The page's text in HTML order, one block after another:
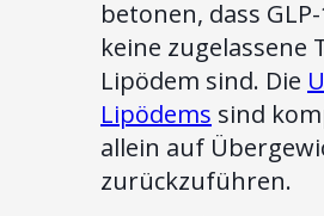
betonen, dass
keine zugelassene
Lipödem sind. Die
Lipödems sind
allein auf
zurückzuführen.